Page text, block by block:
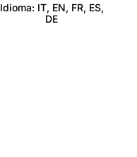
Idioma: IT, EN, FR, ES,
DE